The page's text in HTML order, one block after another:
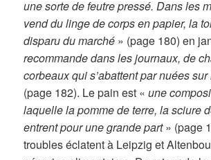
une sorte de feutre pressé. Dans les
vend du linge de corps en papier, la
disparu du marché » (page 180) en
recommande dans les journaux, de
corbeaux qui s’abattent par nuées
(page 182). Le pain est «une
laquelle la pomme de terre, la sciure
entrent pour une grande part» (page
troubles éclatent à Leipzig et